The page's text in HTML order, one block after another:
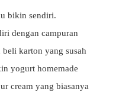
bikin sendiri.
dengan campuran
karton yang susah
yogurt homemade
cream yang biasanya